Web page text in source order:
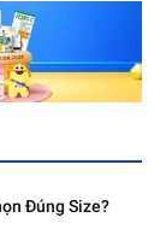
Đúng Size?